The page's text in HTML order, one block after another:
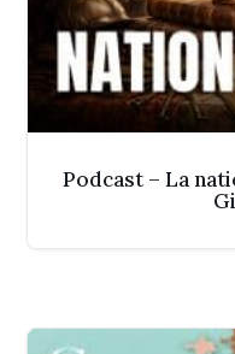
Podcast – La